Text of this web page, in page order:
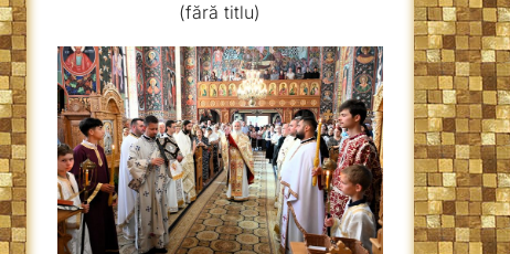
(fără titlu)